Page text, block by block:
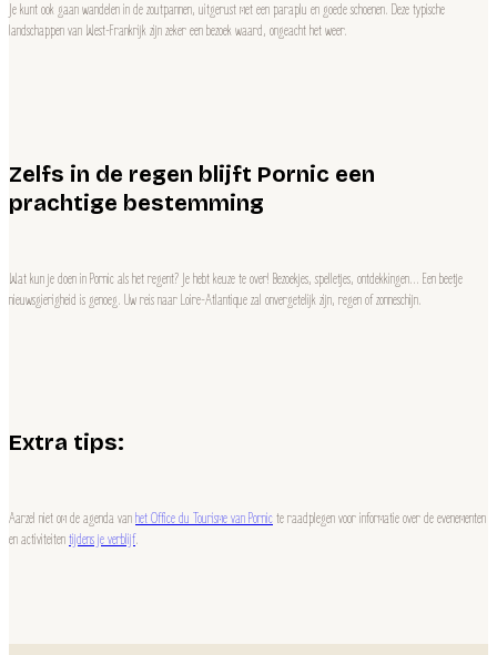
Je kunt ook gaan wandelen in de zoutpannen, uitgerust met een paraplu en goede schoenen. Deze typische
landschappen van West-Frankrijk zijn zeker een bezoek waard, ongeacht het weer.
Zelfs in de regen blijft Pornic een
prachtige bestemming
Wat kun je doen in Pornic als het regent? Je hebt keuze te over! Bezoekjes, spelletjes, ontdekkingen… Een beetje
nieuwsgierigheid is genoeg. Uw reis naar Loire-Atlantique zal onvergetelijk zijn, regen of zonneschijn.
Extra tips:
Aarzel niet om de agenda vanhet Office du Tourisme van Pornicte raadplegen voor informatie over de evenementen
en activiteitentijdens je verblijf.